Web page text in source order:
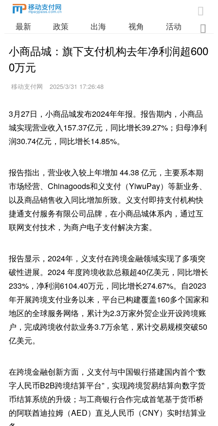

最新 政策 出海 视角 活动 业

小商品城：旗下支付机构去年净利润超600
0万元
移动支付网 2025/3/31 17:26:48
3月27日，小商品城发布2024年年报。报告期内，小商品
城实现营业收入157.37亿元，同比增长39.27%；归母净利
润30.74亿元，同比增长14.85%。
报告指出，营业收入较上年增加 44.38 亿元，主要系本期
市场经营、Chinagoods和义支付（YiwuPay）等新业务、
以及商品销售收入同比增加所致。义支付即持支付机构快
捷通支付服务有限公司品牌，在小商品城体系内，通过互
联网支付技术，为商户电子支付解决方案。
报告显示，2024年，义支付在跨境金融领域实现了多项突
破性进展。2024 年度跨境收款总额超40亿美元，同比增长
233%，净利润6104.40万元，同比增长274.67%。自2023
年开展跨境支付业务以来，平台已构建覆盖160多个国家和
地区的全球服务网络，累计为2.3万家外贸企业开设跨境账
户，完成跨境收付款业务3.7万余笔，累计交易规模突破50
亿美元。
在跨境金融创新方面，义支付与中国银行搭建国内首个“数
字人民币B2B跨境结算平台”，实现跨境贸易结算向数字货
币结算系统的升级；与工商银行合作完成首笔基于货币桥
的阿联酋迪拉姆（AED）直兑人民币（CNY）实时结算业